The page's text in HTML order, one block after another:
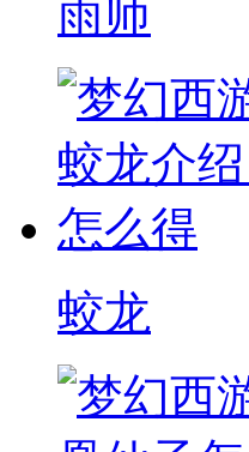
雨师
蛟龙